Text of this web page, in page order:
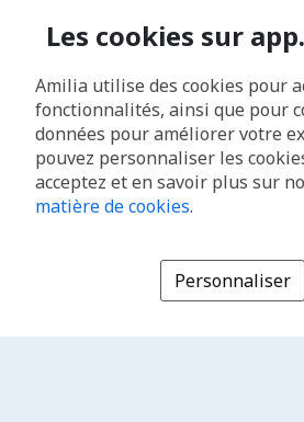
Les cookies sur
Amilia utilise des cookies pour
fonctionnalités, ainsi que pour
données pour améliorer votre
pouvez personnaliser les
acceptez et en savoir plus sur
matière de cookies.
Personnaliser